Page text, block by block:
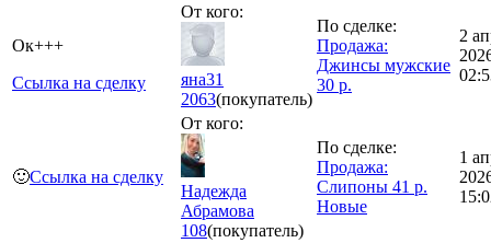
Ок+++
Ссылка на сделку
От кого:
яна31
2063(покупатель)
По сделке:
Продажа:
Джинсы мужские
30 р.
2
🙂Ссылка на сделку
От кого:
Надежда
Абрамова
108(покупатель)
По сделке:
Продажа:
Слипоны 41 р.
Новые
1